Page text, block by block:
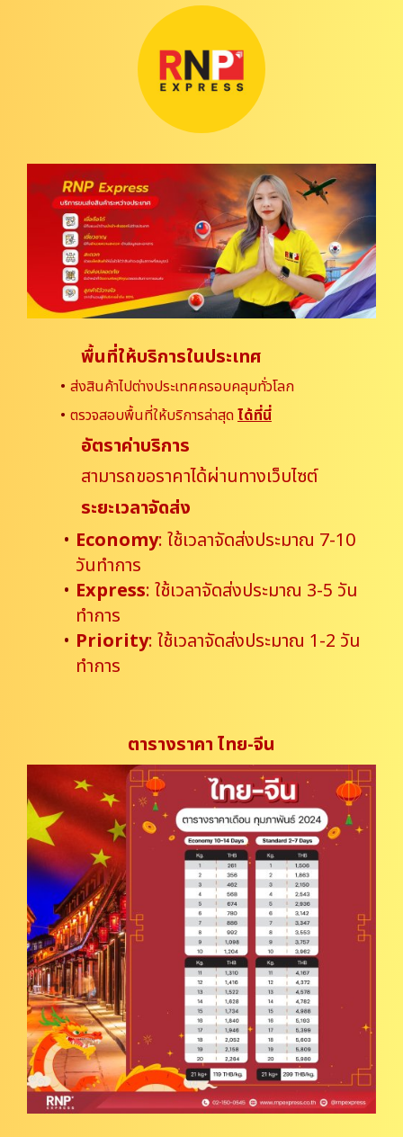
พื้นที่ให้บริการในประเทศ
ส่งสินค้าไปต่างประเทศครอบคลุมทั่วโลก
ตรวจสอบพื้นที่ให้บริการล่าสุดได้ที่นี่
อัตราค่าบริการ
สามารถขอราคาได้ผ่านทางเว็บไซต์
ระยะเวลาจัดส่ง
Economy: ใช้เวลาจัดส่งประมาณ 7-10
วันทำการ
Express: ใช้เวลาจัดส่งประมาณ 3-5 วัน
ทำการ
Priority: ใช้เวลาจัดส่งประมาณ 1-2 วัน
ทำการ
ตารางราคา ไทย-จีน